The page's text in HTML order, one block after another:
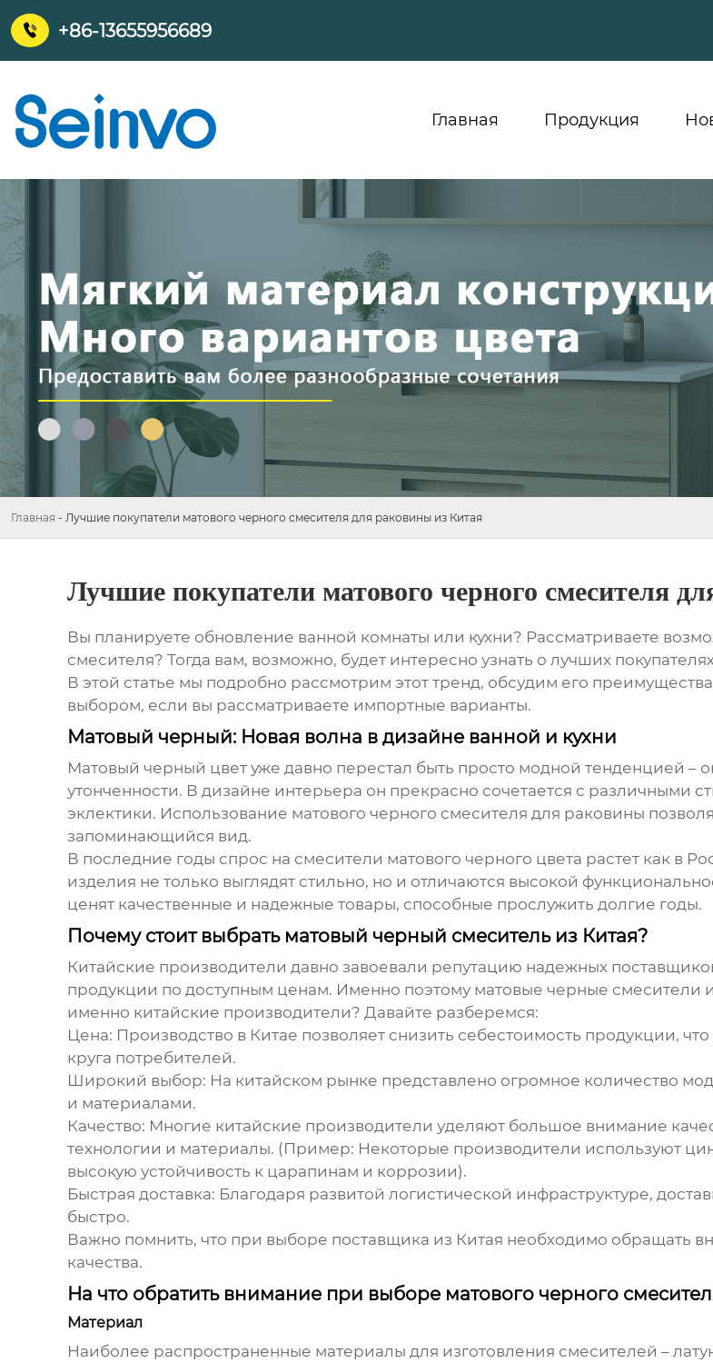
 +86-13655956689
Главная Продукция
Главная - Лучшие покупатели матового черного смесителя для раковины из Китая
Лучшие покупатели матового черного смесителя
Вы планируете обновление ванной комнаты или кухни? Рассматриваете
смесителя? Тогда вам, возможно, будет интересно узнать о лучших
В этой статье мы подробно рассмотрим этот тренд, обсудим его
выбором, если вы рассматриваете импортные варианты.
Матовый черный: Новая волна в дизайне ванной и кухни
Матовый черный цвет уже давно перестал быть просто модной тенденцией –
утонченности. В дизайне интерьера он прекрасно сочетается с различными
эклектики. Использование матового черного смесителя для раковины
запоминающийся вид.
В последние годы спрос на смесители матового черного цвета растет как в
изделия не только выглядят стильно, но и отличаются высокой
ценят качественные и надежные товары, способные прослужить долгие годы.
Почему стоит выбрать матовый черный смеситель из Китая?
Китайские производители давно завоевали репутацию надежных
продукции по доступным ценам. Именно поэтому матовые черные смесители
именно китайские производители? Давайте разберемся:
Цена: Производство в Китае позволяет снизить себестоимость продукции,
круга потребителей.
Широкий выбор: На китайском рынке представлено огромное количество
и материалами.
Качество: Многие китайские производители уделяют большое внимание
технологии и материалы. (Пример: Некоторые производители используют
высокую устойчивость к царапинам и коррозии).
Быстрая доставка: Благодаря развитой логистической инфраструктуре,
быстро.
Важно помнить, что при выборе поставщика из Китая необходимо обращать
качества.
На что обратить внимание при выборе матового черного
Материал
Наиболее распространенные материалы для изготовления смесителей –